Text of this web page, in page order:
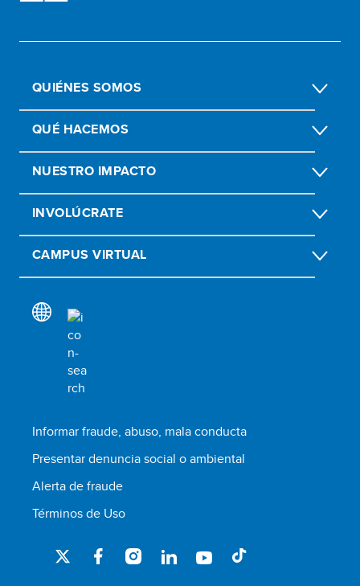
QUIÉNES SOMOS
QUÉ HACEMOS
NUESTRO IMPACTO
INVOLÚCRATE
CAMPUS VIRTUAL
Informar fraude, abuso, mala conducta
Presentar denuncia social o ambiental
Alerta de fraude
Términos de Uso